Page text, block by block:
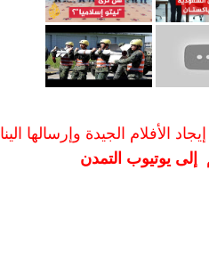
الأفلام الجيدة وإرسالها الينا
إلى يوتيوب التمدن